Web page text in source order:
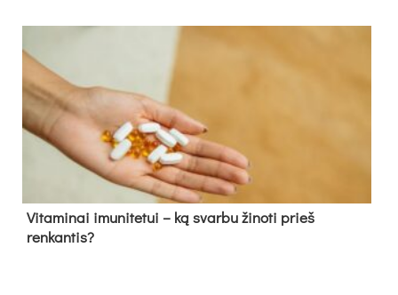
Vitaminai imunitetui – ką svarbu žinoti prieš
renkantis?